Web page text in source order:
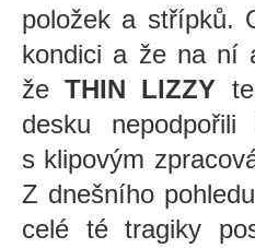
položek a střípků.
kondici a že na ní
žeTHIN LIZZY
desku
s klipovým
Z dnešního
celé té tragiky